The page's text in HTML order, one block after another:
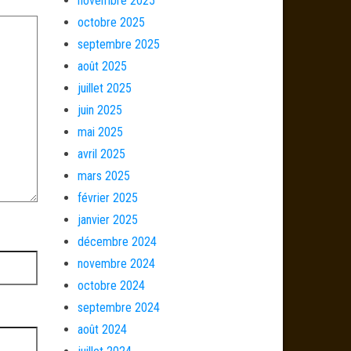
octobre 2025
septembre 2025
août 2025
juillet 2025
juin 2025
mai 2025
avril 2025
mars 2025
février 2025
janvier 2025
décembre 2024
novembre 2024
octobre 2024
septembre 2024
août 2024